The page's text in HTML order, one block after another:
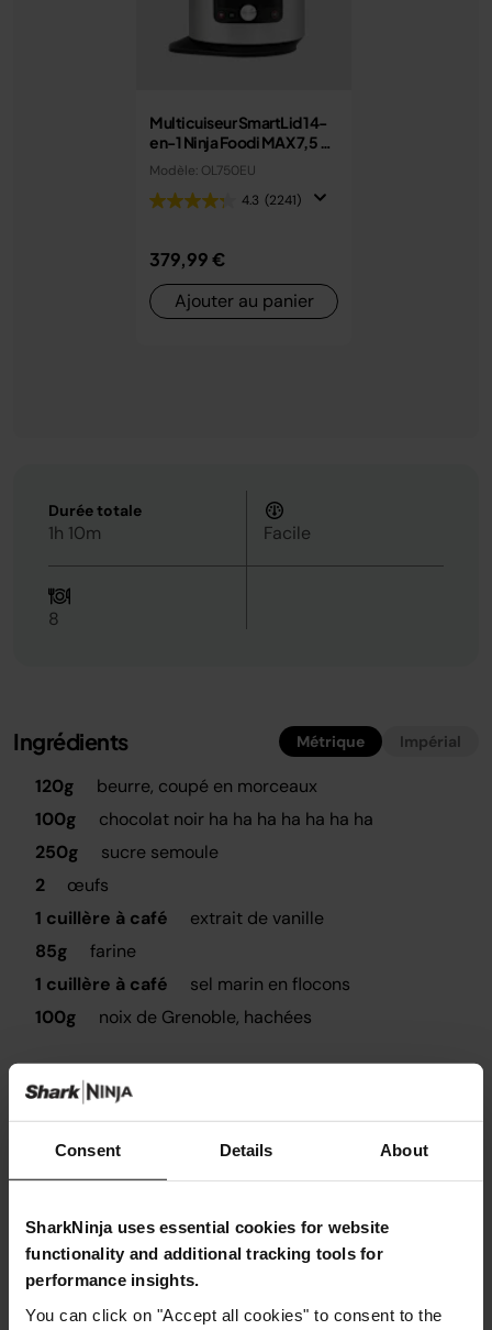
Consent Details About
SharkNinja uses essential cookies for website
functionality and additional tracking tools for
performance insights.
You can click on "Accept all cookies" to consent to the
Multicuiseur SmartLid 14-
en-1 Ninja Foodi MAX 7,5 L
avec couvercle intelligent
OL750EU
Modèle: OL750EU
4.3 (2241)
379,99 €
Ajouter au panier
Durée totale
1h 10m Facile
8
Ingrédients Métrique Impérial
120g
beurre, coupé en morceaux
100g
chocolat noir ha ha ha ha ha ha ha
250g
sucre semoule
2
œufs
1 cuillère à café
extrait de vanille
85g
farine
1 cuillère à café
sel marin en flocons
100g
noix de Grenoble, hachées
Instructions
Étape 1
Beurrez un moule à gâteau de 20 cm et tapissez le fond
de papier sulfurisé.
Étape 2